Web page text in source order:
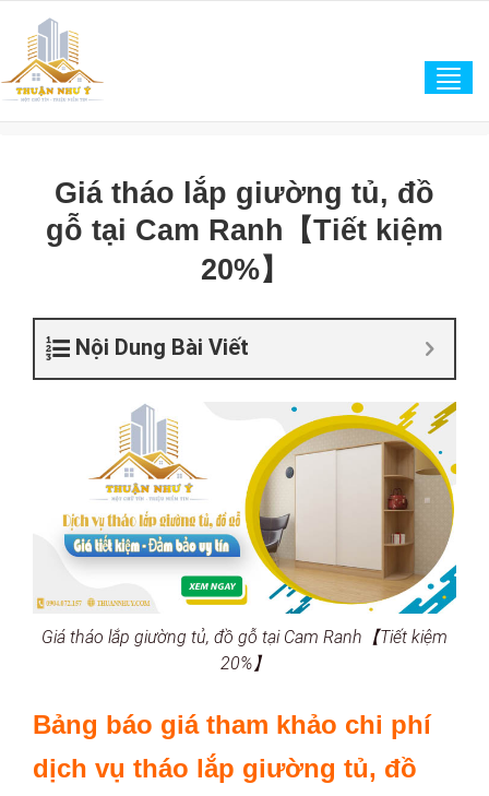
Giá tháo lắp giường tủ, đồ
gỗ tại Cam Ranh【Tiết kiệm
20%】
Nội Dung Bài Viết
Giá tháo lắp giường tủ, đồ gỗ tại Cam Ranh【Tiết kiệm
20%】
Bảng báo giá tham khảo chi phí
dịch vụ tháo lắp giường tủ, đồ